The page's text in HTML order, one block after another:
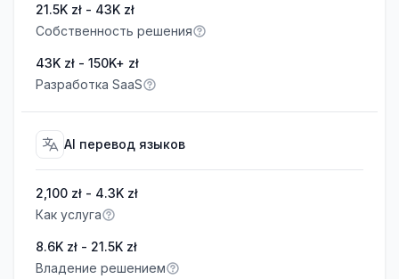
21.5K zł - 43K zł
Собственность решения
43K zł - 150K+ zł
Разработка SaaS
AI перевод языков
2,100 zł - 4.3K zł
Как услуга
8.6K zł - 21.5K zł
Владение решением